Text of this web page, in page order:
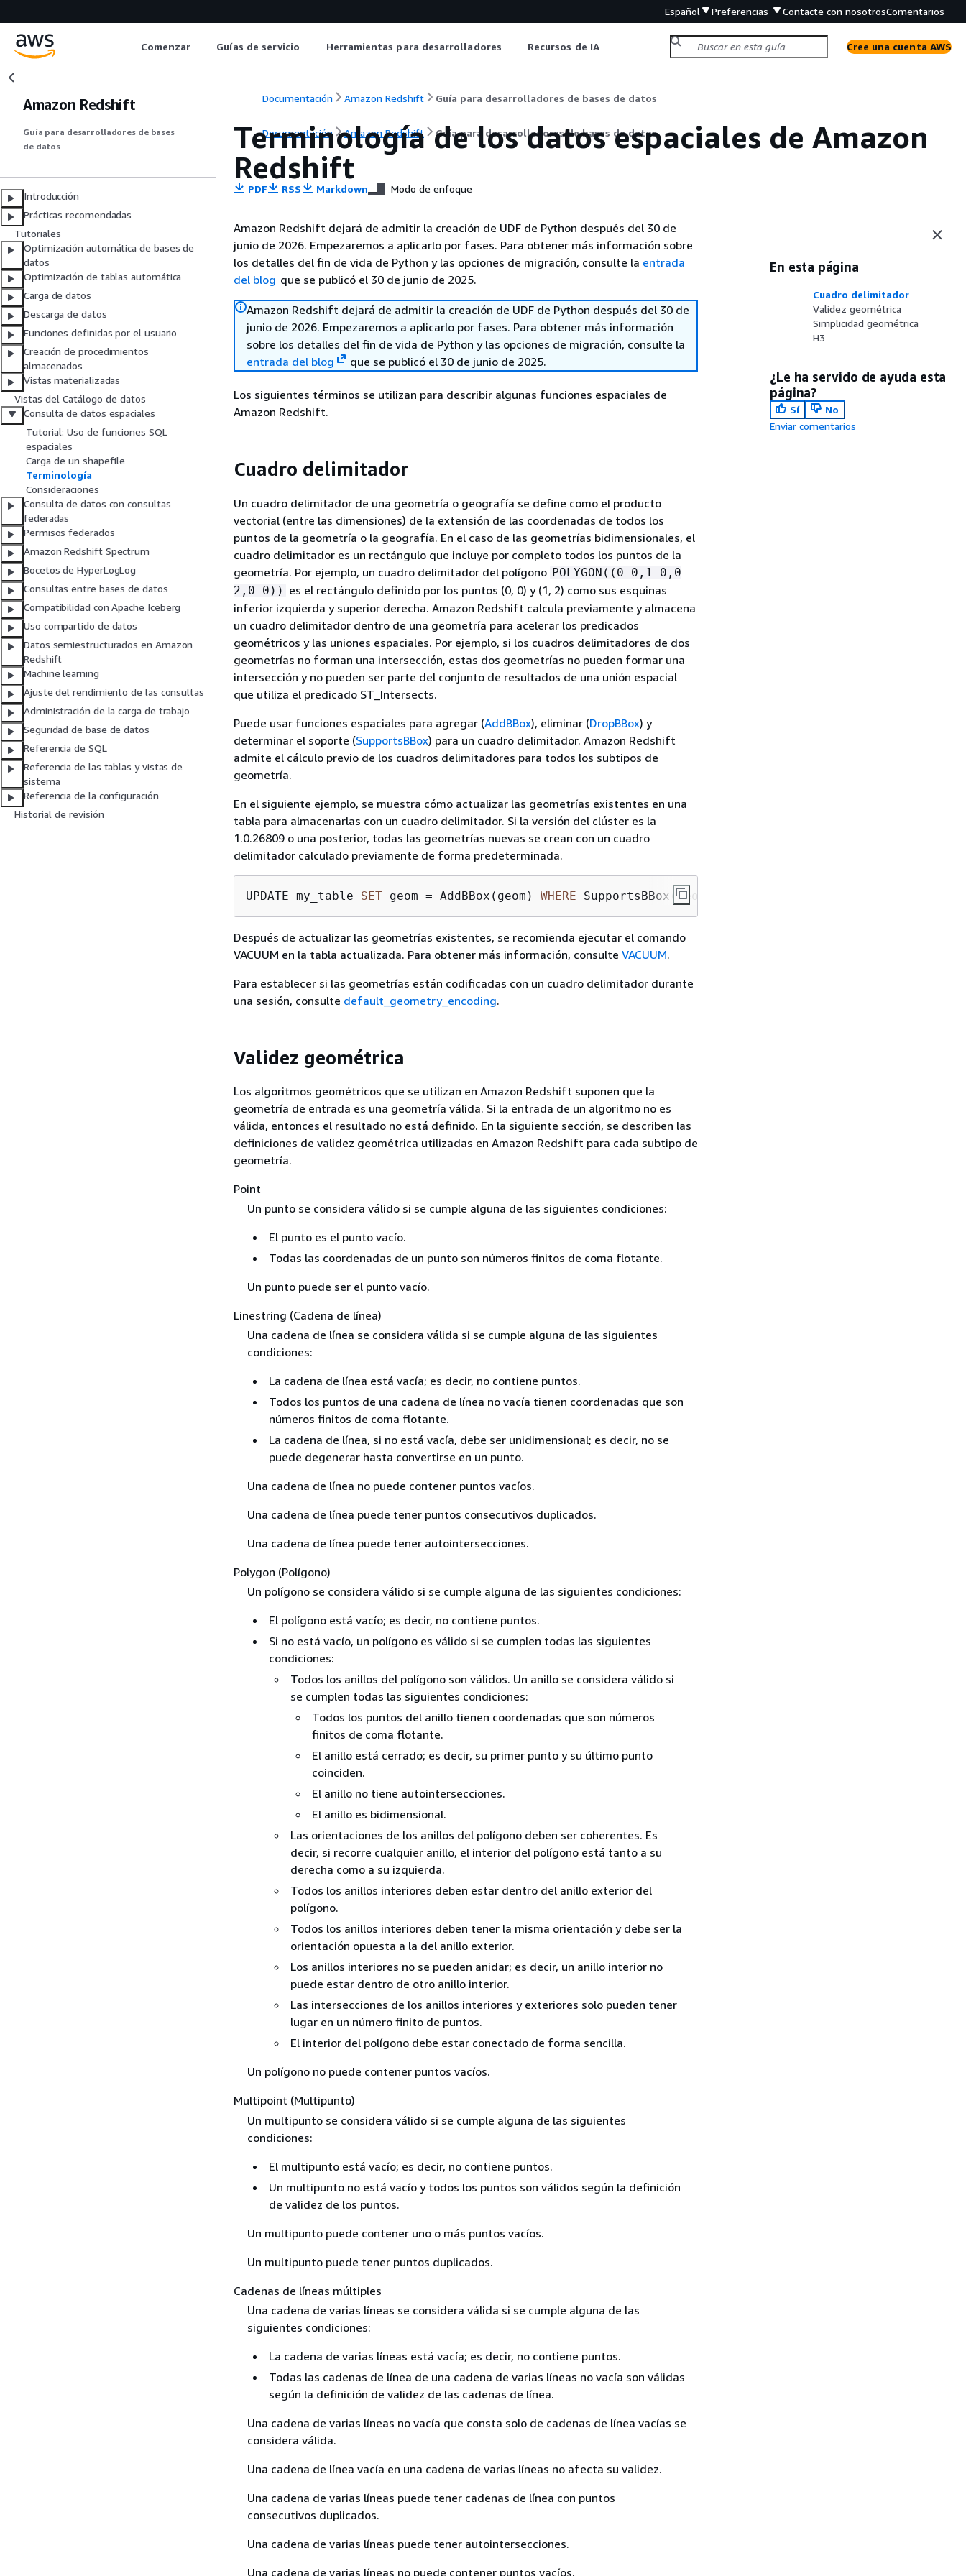
Español Preferencias Contacte con nosotrosComentarios
Comenzar Guías de servicio Herramientas para desarrolladores Recursos de IA Cree una cuenta AWS
Amazon Redshift
Guía para desarrolladores de bases
de datos
Introducción
Prácticas recomendadas
Tutoriales
Optimización automática de bases de
datos
Optimización de tablas automática
Carga de datos
Descarga de datos
Funciones definidas por el usuario
Creación de procedimientos
almacenados
Vistas materializadas
Vistas del Catálogo de datos
Consulta de datos espaciales
Tutorial: Uso de funciones SQL
espaciales
Carga de un shapefile
Terminología
Consideraciones
Consulta de datos con consultas
federadas
Permisos federados
Amazon Redshift Spectrum
Bocetos de HyperLogLog
Consultas entre bases de datos
Compatibilidad con Apache Iceberg
Uso compartido de datos
Datos semiestructurados en Amazon
Redshift
Machine learning
‎‎‎‎Ajuste del rendimiento de las consul‎tas
Administración de la carga de trabajo
Seguridad de base de datos
Referencia de SQL
Referencia de las tablas y vistas de
sistema
Referencia de la configuración
Historial de revisión
Documentación Amazon Redshift Guía para desarrolladores de bases de datos
Documentación Amazon Redshift Guía para desarrolladores de bases de datos
Terminología de los datos espaciales de Amazon
Redshift
PDF RSS Markdown Modo de enfoque
Amazon Redshift dejará de admitir la creación de UDF de Python después del 30 de
junio de 2026. Empezaremos a aplicarlo por fases. Para obtener más información sobre
los detalles del fin de vida de Python y las opciones de migración, consulte la entrada
del blog que se publicó el 30 de junio de 2025.
Amazon Redshift dejará de admitir la creación de UDF de Python después del 30 de
junio de 2026. Empezaremos a aplicarlo por fases. Para obtener más información
sobre los detalles del fin de vida de Python y las opciones de migración, consulte la
entrada del blog
que se publicó el 30 de junio de 2025.
Los siguientes términos se utilizan para describir algunas funciones espaciales de
Amazon Redshift.
Cuadro delimitador
Un cuadro delimitador de una geometría o geografía se define como el producto
vectorial (entre las dimensiones) de la extensión de las coordenadas de todos los
puntos de la geometría o la geografía. En el caso de las geometrías bidimensionales, el
cuadro delimitador es un rectángulo que incluye por completo todos los puntos de la
geometría. Por ejemplo, un cuadro delimitador del polígono POLYGON((0 0,1 0,0
2,0 0)) es el rectángulo definido por los puntos (0, 0) y (1, 2) como sus esquinas
inferior izquierda y superior derecha. Amazon Redshift calcula previamente y almacena
un cuadro delimitador dentro de una geometría para acelerar los predicados
geométricos y las uniones espaciales. Por ejemplo, si los cuadros delimitadores de dos
geometrías no forman una intersección, estas dos geometrías no pueden formar una
intersección y no pueden ser parte del conjunto de resultados de una unión espacial
que utiliza el predicado ST_Intersects.
Puede usar funciones espaciales para agregar (AddBBox), eliminar (DropBBox) y
determinar el soporte (SupportsBBox) para un cuadro delimitador. Amazon Redshift
admite el cálculo previo de los cuadros delimitadores para todos los subtipos de
geometría.
En el siguiente ejemplo, se muestra cómo actualizar las geometrías existentes en una
tabla para almacenarlas con un cuadro delimitador. Si la versión del clúster es la
1.0.26809 o una posterior, todas las geometrías nuevas se crean con un cuadro
delimitador calculado previamente de forma predeterminada.
UPDATE my_table SET geom = AddBBox(geom) WHERE SupportsBBox(geom)
Después de actualizar las geometrías existentes, se recomienda ejecutar el comando
VACUUM en la tabla actualizada. Para obtener más información, consulte VACUUM.
Para establecer si las geometrías están codificadas con un cuadro delimitador durante
una sesión, consulte default_geometry_encoding.
Validez geométrica
Los algoritmos geométricos que se utilizan en Amazon Redshift suponen que la
geometría de entrada es una geometría válida. Si la entrada de un algoritmo no es
válida, entonces el resultado no está definido. En la siguiente sección, se describen las
definiciones de validez geométrica utilizadas en Amazon Redshift para cada subtipo de
geometría.
Point
Un punto se considera válido si se cumple alguna de las siguientes condiciones:
El punto es el punto vacío.
Todas las coordenadas de un punto son números finitos de coma flotante.
Un punto puede ser el punto vacío.
Linestring (Cadena de línea)
Una cadena de línea se considera válida si se cumple alguna de las siguientes
condiciones:
La cadena de línea está vacía; es decir, no contiene puntos.
Todos los puntos de una cadena de línea no vacía tienen coordenadas que son
números finitos de coma flotante.
La cadena de línea, si no está vacía, debe ser unidimensional; es decir, no se
puede degenerar hasta convertirse en un punto.
Una cadena de línea no puede contener puntos vacíos.
Una cadena de línea puede tener puntos consecutivos duplicados.
Una cadena de línea puede tener autointersecciones.
Polygon (Polígono)
Un polígono se considera válido si se cumple alguna de las siguientes condiciones:
El polígono está vacío; es decir, no contiene puntos.
Si no está vacío, un polígono es válido si se cumplen todas las siguientes
condiciones:
Todos los anillos del polígono son válidos. Un anillo se considera válido si
se cumplen todas las siguientes condiciones:
Todos los puntos del anillo tienen coordenadas que son números
finitos de coma flotante.
El anillo está cerrado; es decir, su primer punto y su último punto
coinciden.
El anillo no tiene autointersecciones.
El anillo es bidimensional.
Las orientaciones de los anillos del polígono deben ser coherentes. Es
decir, si recorre cualquier anillo, el interior del polígono está tanto a su
derecha como a su izquierda.
Todos los anillos interiores deben estar dentro del anillo exterior del
polígono.
Todos los anillos interiores deben tener la misma orientación y debe ser la
orientación opuesta a la del anillo exterior.
Los anillos interiores no se pueden anidar; es decir, un anillo interior no
puede estar dentro de otro anillo interior.
Las intersecciones de los anillos interiores y exteriores solo pueden tener
lugar en un número finito de puntos.
El interior del polígono debe estar conectado de forma sencilla.
Un polígono no puede contener puntos vacíos.
Multipoint (Multipunto)
Un multipunto se considera válido si se cumple alguna de las siguientes
condiciones:
El multipunto está vacío; es decir, no contiene puntos.
Un multipunto no está vacío y todos los puntos son válidos según la definición
de validez de los puntos.
Un multipunto puede contener uno o más puntos vacíos.
Un multipunto puede tener puntos duplicados.
Cadenas de líneas múltiples
Una cadena de varias líneas se considera válida si se cumple alguna de las
siguientes condiciones:
La cadena de varias líneas está vacía; es decir, no contiene puntos.
Todas las cadenas de línea de una cadena de varias líneas no vacía son válidas
según la definición de validez de las cadenas de línea.
Una cadena de varias líneas no vacía que consta solo de cadenas de línea vacías se
considera válida.
Una cadena de línea vacía en una cadena de varias líneas no afecta su validez.
Una cadena de varias líneas puede tener cadenas de línea con puntos
consecutivos duplicados.
Una cadena de varias líneas puede tener autointersecciones.
Una cadena de varias líneas no puede contener puntos vacíos.
En esta página
Cuadro delimitador
Validez geométrica
Simplicidad geométrica
H3
¿Le ha servido de ayuda esta
página?
Sí
No
Enviar comentarios